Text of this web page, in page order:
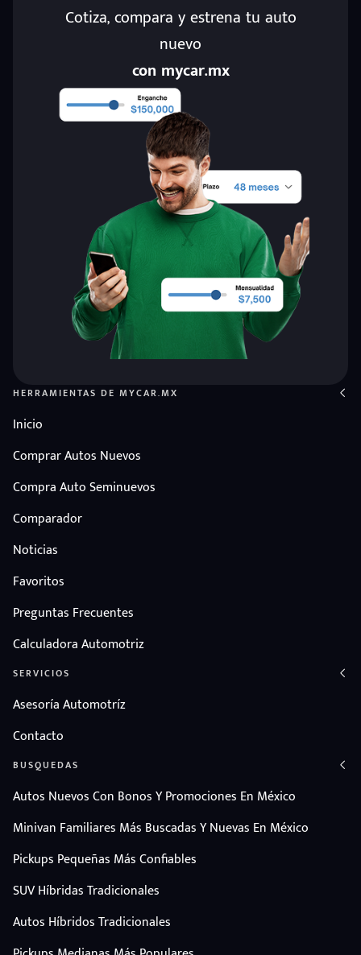
Cotiza, compara y estrena tu auto
nuevo
con mycar.mx
HERRAMIENTAS DE MYCAR.MX
Inicio
Comprar Autos Nuevos
Compra Auto Seminuevos
Comparador
Noticias
Favoritos
Preguntas Frecuentes
Calculadora Automotriz
SERVICIOS
Asesoría Automotríz
Contacto
BUSQUEDAS
Autos Nuevos Con Bonos Y Promociones En México
Minivan Familiares Más Buscadas Y Nuevas En México
Pickups Pequeñas Más Confiables
SUV Híbridas Tradicionales
Autos Híbridos Tradicionales